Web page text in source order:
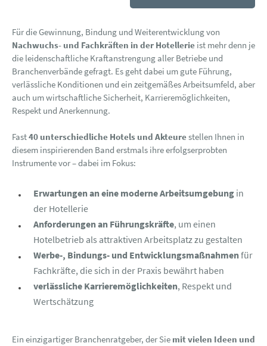
Für die Gewinnung, Bindung und Weiterentwicklung von
Nachwuchs- und Fachkräften in der Hotellerie ist mehr denn je
die leidenschaftliche Kraftanstrengung aller Betriebe und
Branchenverbände gefragt. Es geht dabei um gute Führung,
verlässliche Konditionen und ein zeitgemäßes Arbeitsumfeld, aber
auch um wirtschaftliche Sicherheit, Karrieremöglichkeiten,
Respekt und Anerkennung.
Fast40 unterschiedliche Hotels und Akteurestellen Ihnen in
diesem inspirierenden Band erstmals ihre erfolgserprobten
Instrumente vor – dabei im Fokus:
Erwartungen an eine moderne Arbeitsumgebung in
der Hotellerie
Anforderungen an Führungskräfte, um einen
Hotelbetrieb als attraktiven Arbeitsplatz zu gestalten
Werbe-, Bindungs- und Entwicklungsmaßnahmenfür
Fachkräfte, die sich in der Praxis bewährt haben
verlässliche Karrieremöglichkeiten, Respekt und
Wertschätzung
Ein einzigartiger Branchenratgeber, der Sie mit vielen Ideen und